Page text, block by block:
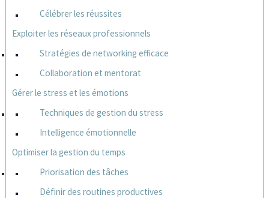
Célébrer les réussites
Exploiter les réseaux professionnels
Stratégies de networking efficace
Collaboration et mentorat
Gérer le stress et les émotions
Techniques de gestion du stress
Intelligence émotionnelle
Optimiser la gestion du temps
Priorisation des tâches
Définir des routines productives